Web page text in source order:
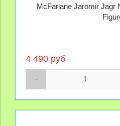
McFarlane Jaromir Jagr
4 490 руб